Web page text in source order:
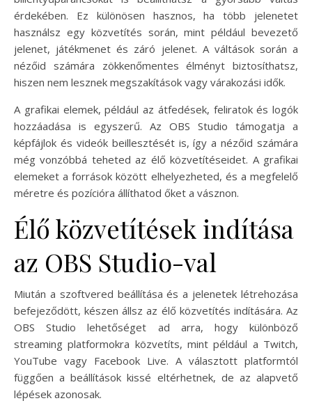
érdekében. Ez különösen hasznos, ha több jelenetet
használsz egy közvetítés során, mint például bevezető
jelenet, játékmenet és záró jelenet. A váltások során a
nézőid számára zökkenőmentes élményt biztosíthatsz,
hiszen nem lesznek megszakítások vagy várakozási idők.
A grafikai elemek, például az átfedések, feliratok és logók
hozzáadása is egyszerű. Az OBS Studio támogatja a
képfájlok és videók beillesztését is, így a nézőid számára
még vonzóbbá teheted az élő közvetítéseidet. A grafikai
elemeket a források között elhelyezheted, és a megfelelő
méretre és pozícióra állíthatod őket a vásznon.
Élő közvetítések indítása
az OBS Studio-val
Miután a szoftvered beállítása és a jelenetek létrehozása
befejeződött, készen állsz az élő közvetítés indítására. Az
OBS Studio lehetőséget ad arra, hogy különböző
streaming platformokra közvetíts, mint például a Twitch,
YouTube vagy Facebook Live. A választott platformtól
függően a beállítások kissé eltérhetnek, de az alapvető
lépések azonosak.